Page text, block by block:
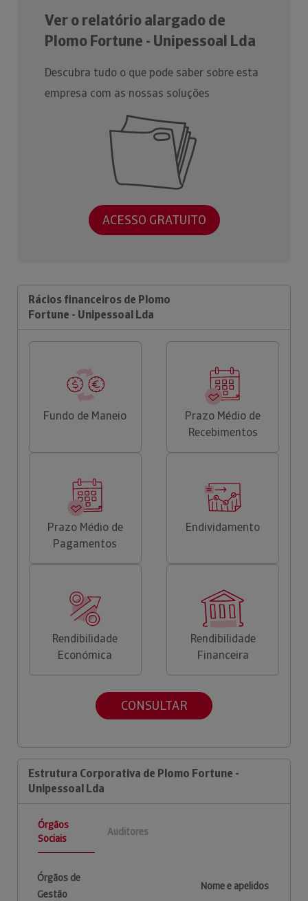
Ver o relatório alargado de
Plomo Fortune - Unipessoal Lda
Descubra tudo o que pode saber sobre esta
empresa com as nossas soluções
ACESSO GRATUITO
Rácios financeiros de Plomo
Fortune - Unipessoal Lda
Fundo de Maneio
Prazo Médio de
Recebimentos
Prazo Médio de
Pagamentos
Endividamento
Rendibilidade
Económica
Rendibilidade
Financeira
CONSULTAR
Estrutura Corporativa de Plomo Fortune -
Unipessoal Lda
Órgãos
Sociais
Auditores
Órgãos de
Gestão
Nome e apelidos